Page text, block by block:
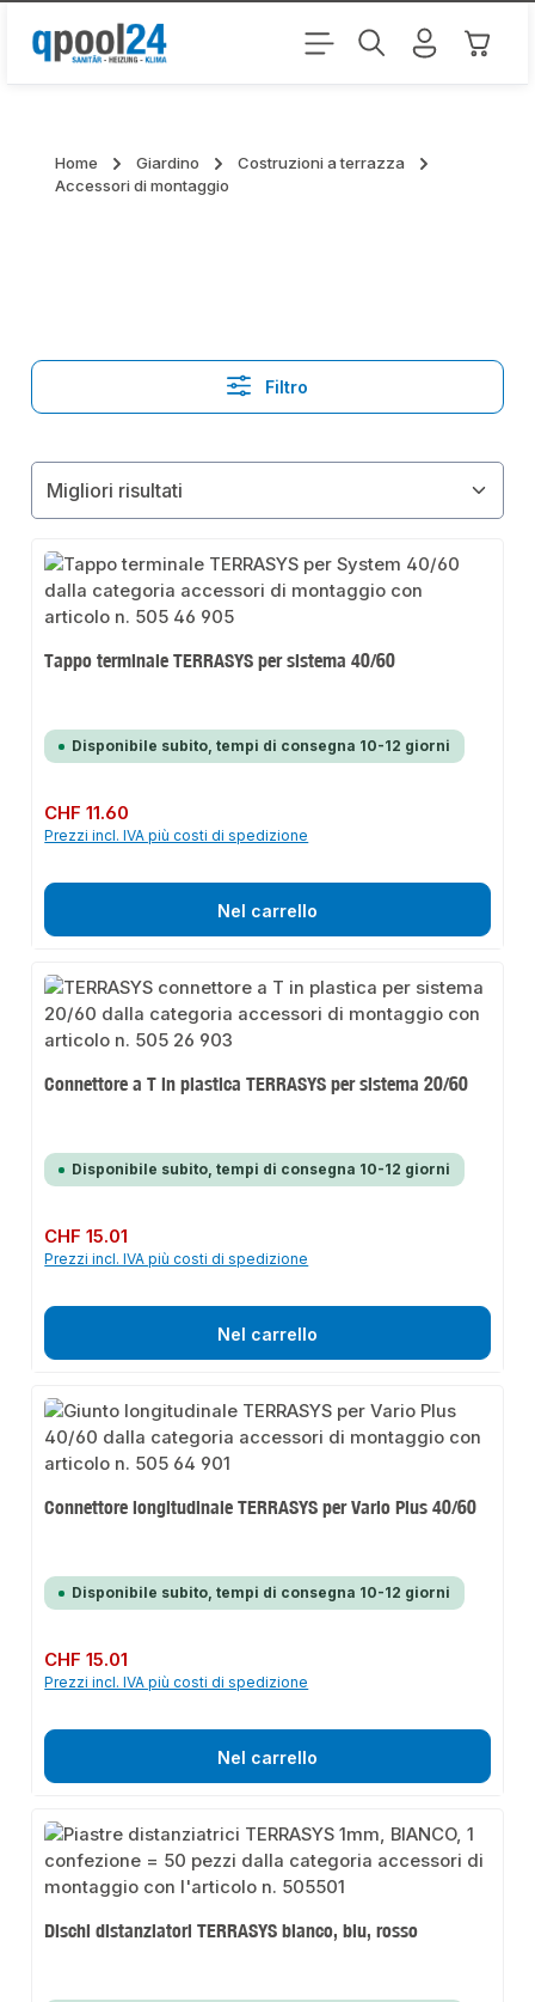
Passa al contenuto principale Il
Home Giardino
Costruzioni a terrazza
Accessori di montaggio
Filtro
Tappo terminale TERRASYS per sistema 40/60
Disponibile subito, tempi di consegna 10-12 giorni
Prezzo normale:
CHF 11.60
Prezzi incl. IVA più costi di spedizione
Nel carrello
Connettore a T in plastica TERRASYS per sistema 20/60
Disponibile subito, tempi di consegna 10-12 giorni
Prezzo normale:
CHF 15.01
Prezzi incl. IVA più costi di spedizione
Nel carrello
Connettore longitudinale TERRASYS per Vario Plus 40/60
Disponibile subito, tempi di consegna 10-12 giorni
Prezzo normale:
CHF 15.01
Prezzi incl. IVA più costi di spedizione
Nel carrello
Dischi distanziatori TERRASYS bianco, blu, rosso